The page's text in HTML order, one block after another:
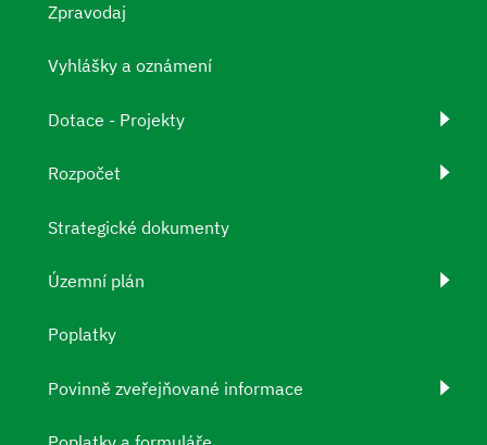
Zpravodaj
Vyhlášky a oznámení
Dotace - Projekty
Rozpočet
Strategické dokumenty
Územní plán
Poplatky
Povinně zveřejňované informace